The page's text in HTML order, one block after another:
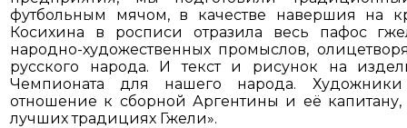
футбольным мячом, в качестве навершия на
Косихина в росписи отразила весь пафос
народно-художественных промыслов,
русского народа. И текст и рисунок на
Чемпионата для нашего народа.
отношение к сборной Аргентины и её
лучших традициях Гжели».